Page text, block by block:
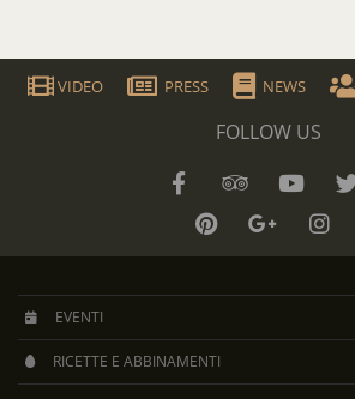
VIDEO PRESS NEWS
FOLLOW US
EVENTI
RICETTE E ABBINAMENTI